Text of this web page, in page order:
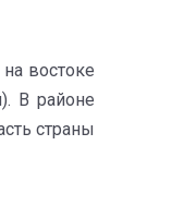
востоке
В районе
страны